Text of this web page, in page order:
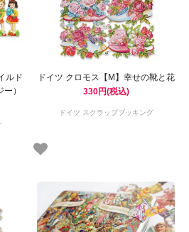
ルド
）
ドイツ クロモス【M】幸せの靴と花
330円(税込)
ドイツ スクラップブッキング